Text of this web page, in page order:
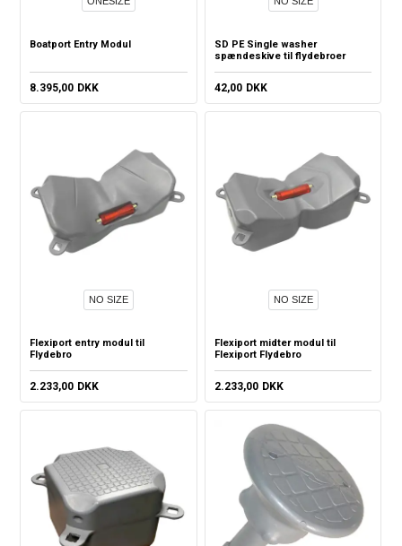
Boatport Entry Modul
8.395,00 DKK
SD PE Single washer
spændeskive til flydebroer
42,00 DKK
NO SIZE
Flexiport entry modul til
Flydebro
2.233,00 DKK
NO SIZE
Flexiport midter modul til
Flexiport Flydebro
2.233,00 DKK